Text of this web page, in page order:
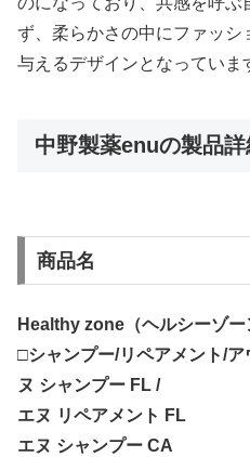
ず、柔らかさの中にファッ
与えるデザインとなっていま
中野製薬enuの製品
商品名
Healthy zone（ヘルシーゾー
□シャンプー/リペアメント/
ヌ シャンプー FL /
エヌ リペアメント FL
エヌ シャンプー CA